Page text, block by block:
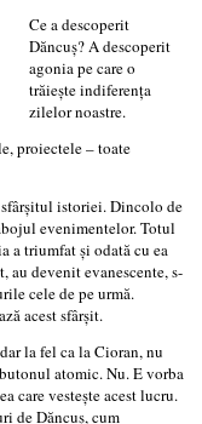
Ce a descoperit
Dăncuş? A descoperit
agonia pe care o
trăieşte indiferenţa
zilelor noastre.
proiectele – toate
istoriei. Dincolo de
evenimentelor. Totul
a triumfat şi odată cu ea
au devenit evanescente, s-
cele de pe urmă.
acest sfârşit.
la fel ca la Cioran, nu
atomic. Nu. E vorba
care vesteşte acest lucru.
de Dăncuş, cum